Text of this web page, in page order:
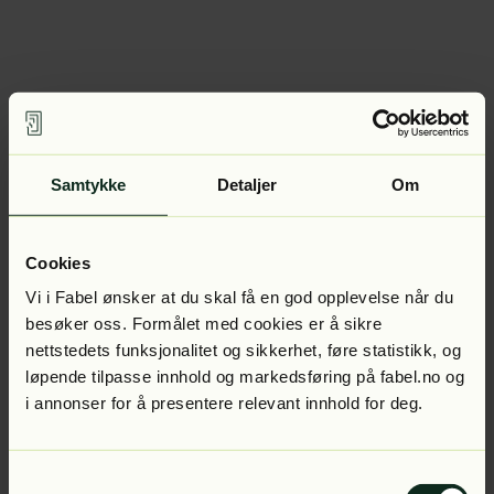
Samtykke Detaljer Om
Cookies
Vi i Fabel ønsker at du skal få en god opplevelse når du
besøker oss. Formålet med cookies er å sikre
nettstedets funksjonalitet og sikkerhet, føre statistikk, og
løpende tilpasse innhold og markedsføring på fabel.no og
i annonser for å presentere relevant innhold for deg.